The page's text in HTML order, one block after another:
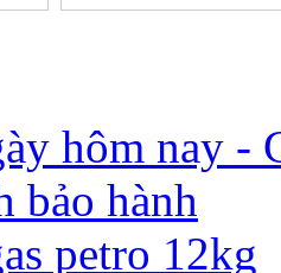
hôm nay -
bảo hành
petro 12kg